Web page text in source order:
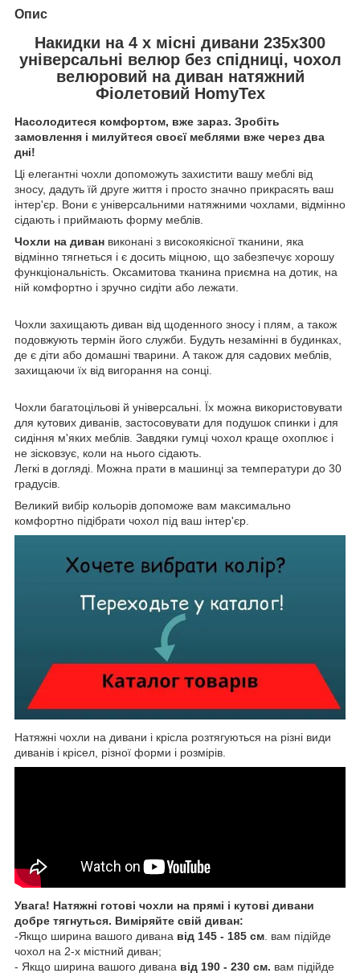
Опис
Накидки на 4 х місні дивани 235х300
універсальні велюр без спідниці, чохол
велюровий на диван натяжний
Фіолетовий HomyTex
Насолодитеся комфортом, вже зараз. Зробіть
замовлення і милуйтеся своєї меблями вже через два
дні!
Ці елегантні чохли допоможуть захистити вашу меблі від
зносу, дадуть їй друге життя і просто значно прикрасять ваш
інтер'єр. Вони є універсальними натяжними чохлами, відмінно
сідають і приймають форму меблів.
Чохли на диван виконані з високоякісної тканини, яка
відмінно тягнеться і є досить міцною, що забезпечує хорошу
функціональність. Оксамитова тканина приємна на дотик, на
ній комфортно і зручно сидіти або лежати.
Чохли захищають диван від щоденного зносу і плям, а також
подовжують термін його служби. Будуть незамінні в будинках,
де є діти або домашні тварини. А також для садових меблів,
захищаючи їх від вигорання на сонці.
Чохли багатоцільові й універсальні. Їх можна використовувати
для кутових диванів, застосовувати для подушок спинки і для
сидіння м'яких меблів. Завдяки гумці чохол краще охоплює і
не зісковзує, коли на нього сідають.
Легкі в догляді. Можна прати в машинці за температури до 30
градусів.
Великий вибір кольорів допоможе вам максимально
комфортно підібрати чохол під ваш інтер'єр.
Натяжні чохли на дивани і крісла розтягуються на різні види
диванів і крісел, різної форми і розмірів.
Увага! Натяжні готові чохли на прямі і кутові дивани
добре тягнуться. Виміряйте свій диван:
-Якщо ширина вашого дивана від 145 - 185 см . вам підійде
чохол на 2-х містний диван;
- Якщо ширина вашого дивана від 190 - 230 см. вам підійде